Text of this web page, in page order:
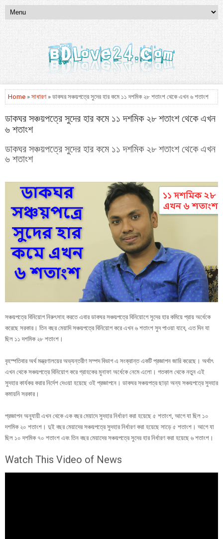
Home » সাধারণ » ডাকঘর সঞ্চয়পত্রে সুদের হার কমে ১১ দশমিক ২৮ শতাংশ থেকে এখন ৬ শতাংশ
ডাকঘর সঞ্চয়পত্রে সুদের হার কমে ১১ দশমিক ২৮ শতাংশ থেকে এখন
৬ শতাংশ
ডাকঘর সঞ্চয়পত্রে সুদের হার কমে ১১ দশমিক ২৮ শতাংশ থেকে এখন
৬ শতাংশ
সঞ্চয়পত্রে বিনিয়োগ নিরুৎসাহ করতে এবার ডাকঘর সঞ্চয়পত্রে বিনিয়োগে সুদের হার কমিয়ে প্রায় অর্ধেকে
করেছে সরকার। তিন বছর মেয়াদি সঞ্চয়পত্রে বিনিয়োগ করে এখন ৬ শতাংশ সুদ পাওয়া যাবে, এত দিন যা
ছিল ১১ দশমিক ২৮ শতাংশ।
বৃহস্পতিবার অর্থ মন্ত্রণালয়ের অভ্যন্তরীণ সম্পদ বিভাগ এ সংক্রান্ত একটি প্রজ্ঞাপন জারি করেছে। অর্থাৎ
এখন থেকে সঞ্চয়পত্রে বিনিয়োগ করে গ্রাহকের মুনাফা অর্ধেকে নেমে এলো। গতকাল থেকে নতুন এই
সুদহার কার্যকর করার নির্দেশ দেওয়া হয়েছে ওই প্রজ্ঞাপনে। ডাকঘর সঞ্চয়পত্র ছাড়া অন্য সঞ্চয়পত্রে সুদহার
কমায়নি সরকার।
প্রজ্ঞাপন অনুযায়ী এখন থেকে এক বছর মেয়াদে সুদহার নির্ধারণ করা হয়েছে ৫ শতাংশ, আগে যা ছিল ১০
দশমিক ২০ শতাংশ। দুই বছর মেয়াদের সঞ্চয়পত্রে সুদহার নির্ধারণ করা হয়েছে সাড়ে ৫ শতাংশ। আগে যা
ছিল ১০ দশমিক ৭০ শতাংশ এবং তিন বছর মেয়াদের সঞ্চয়পত্রে সুদের হার নির্ধারণ করা হয়েছে ৬ শতাংশ।
Watch This Video of News